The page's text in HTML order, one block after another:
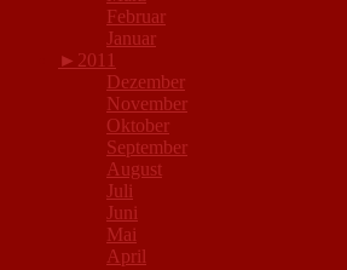
Februar
Januar
► 2011
Dezember
November
Oktober
September
August
Juli
Juni
Mai
April